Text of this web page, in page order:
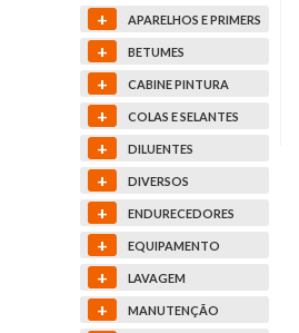
+ APARELHOS E PRIMERS
+ BETUMES
+ CABINE PINTURA
+ COLAS E SELANTES
+ DILUENTES
+ DIVERSOS
+ ENDURECEDORES
+ EQUIPAMENTO
+ LAVAGEM
+ MANUTENÇÃO